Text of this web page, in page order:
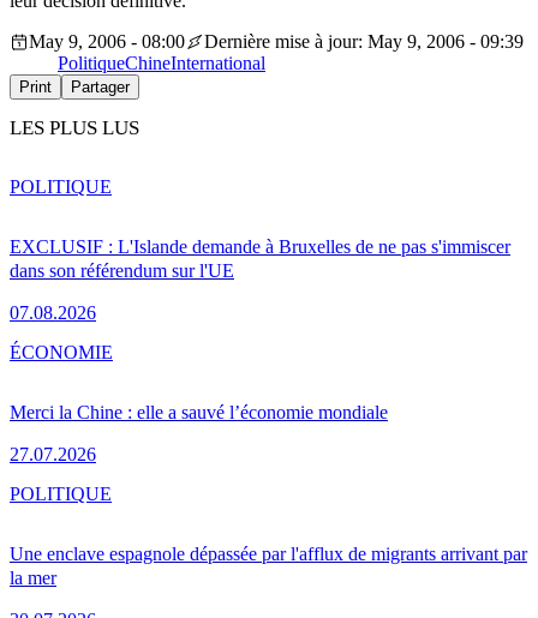
May 9, 2006 - 08:00
Dernière mise à jour: May 9, 2006 - 09:39
PolitiqueChineInternational
Print Partager
LES PLUS LUS
EXCLUSIF : L'Islande demande à Bruxelles de ne pas s'immiscer
dans son référendum sur l'UE
07.08.2026
POLITIQUE
Merci la Chine : elle a sauvé l’économie mondiale
27.07.2026
ÉCONOMIE
Une enclave espagnole dépassée par l'afflux de migrants arrivant par
la mer
POLITIQUE